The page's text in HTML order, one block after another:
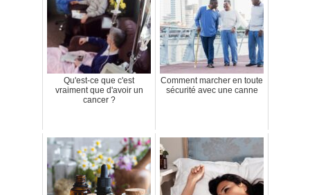
Qu'est-ce que c'est
vraiment que d'avoir un
cancer ?
Comment marcher en toute
sécurité avec une canne